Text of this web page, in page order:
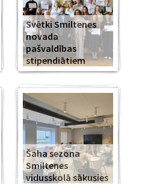
Svētki Smiltenes
novada
pašvaldības
stipendiātiem
Šaha sezona
Smiltenes
vidusskolā sākusies